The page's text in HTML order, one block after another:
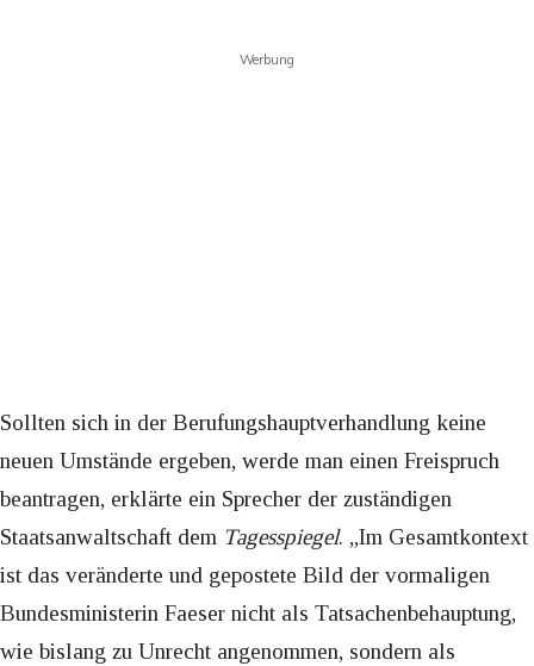
Werbung
Sollten sich in der Berufungshauptverhandlung keine
neuen Umstände ergeben, werde man einen Freispruch
beantragen, erklärte ein Sprecher der zuständigen
Staatsanwaltschaft dem Tagesspiegel. „Im Gesamtkontext
ist das veränderte und gepostete Bild der vormaligen
Bundesministerin Faeser nicht als Tatsachenbehauptung,
wie bislang zu Unrecht angenommen, sondern als